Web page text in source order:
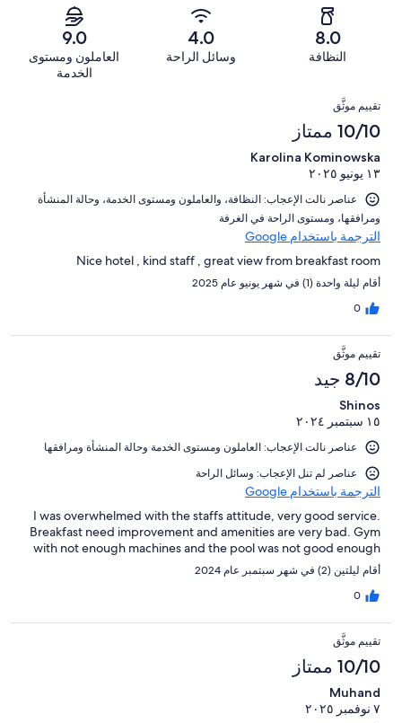
تقييمات
النزلاء
من
تقييمات
النزلاء
من
أصل
من
تقييمات
النزلاء
8.0
النظافة
4.0
وسائل الراحة
9.0
العاملون ومستوى
الخدمة
التقييمات
تقييم موثَّق
10/10 ممتاز
Karolina Kominowska
١٣ يونيو ٢٠٢٥
عناصر نالت الإعجاب: ⁦النظافة⁩، و⁦العاملون ومستوى الخدمة⁩، و⁦حالة المنشأة
ومرافقها⁩، و⁦مستوى الراحة في الغرفة⁩
الترجمة باستخدام Google
Nice hotel , kind staff , great view from breakfast room
أقام ليلة واحدة (1) في شهر يونيو عام 2025
0
تقييم موثَّق
8/10 جيد
Shinos
١٥ سبتمبر ٢٠٢٤
عناصر نالت الإعجاب: ⁦العاملون ومستوى الخدمة⁩ و⁦حالة المنشأة ومرافقها⁩
عناصر لم تنل الإعجاب: وسائل الراحة
الترجمة باستخدام Google
I was overwhelmed with the staffs attitude, very good service.
Breakfast need improvement and amenities are very bad. Gym
with not enough machines and the pool was not good enough
أقام ليلتين (2) في شهر سبتمبر عام 2024
0
تقييم موثَّق
10/10 ممتاز
Muhand
٧ نوفمبر ٢٠٢٥